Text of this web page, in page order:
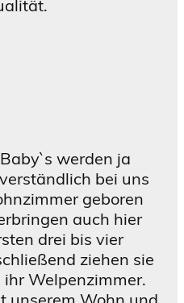
werden ja
bei uns
geboren
auch hier
drei bis vier
ziehen sie
Welpenzimmer.